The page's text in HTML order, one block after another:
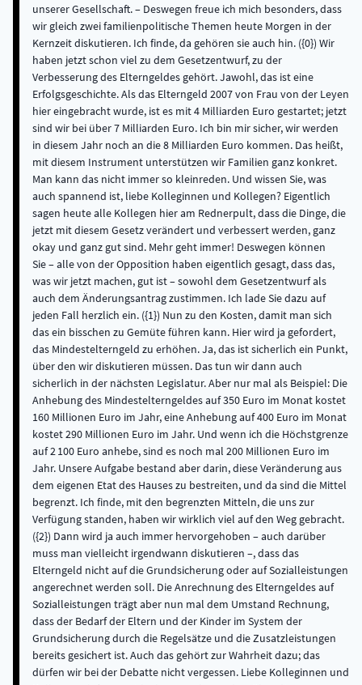
unserer Gesellschaft. – Deswegen freue ich mich besonders, dass
wir gleich zwei familienpolitische Themen heute Morgen in der
Kernzeit diskutieren. Ich finde, da gehören sie auch hin. ({0}) Wir
haben jetzt schon viel zu dem Gesetzentwurf, zu der
Verbesserung des Elterngeldes gehört. Jawohl, das ist eine
Erfolgsgeschichte. Als das Elterngeld 2007 von Frau von der Leyen
hier eingebracht wurde, ist es mit 4 Milliarden Euro gestartet; jetzt
sind wir bei über 7 Milliarden Euro. Ich bin mir sicher, wir werden
in diesem Jahr noch an die 8 Milliarden Euro kommen. Das heißt,
mit diesem Instrument unterstützen wir Familien ganz konkret.
Man kann das nicht immer so kleinreden. Und wissen Sie, was
auch spannend ist, liebe Kolleginnen und Kollegen? Eigentlich
sagen heute alle Kollegen hier am Rednerpult, dass die Dinge, die
jetzt mit diesem Gesetz verändert und verbessert werden, ganz
okay und ganz gut sind. Mehr geht immer! Deswegen können
Sie – alle von der Opposition haben eigentlich gesagt, dass das,
was wir jetzt machen, gut ist – sowohl dem Gesetzentwurf als
auch dem Änderungsantrag zustimmen. Ich lade Sie dazu auf
jeden Fall herzlich ein. ({1}) Nun zu den Kosten, damit man sich
das ein bisschen zu Gemüte führen kann. Hier wird ja gefordert,
das Mindestelterngeld zu erhöhen. Ja, das ist sicherlich ein Punkt,
über den wir diskutieren müssen. Das tun wir dann auch
sicherlich in der nächsten Legislatur. Aber nur mal als Beispiel: Die
Anhebung des Mindestelterngeldes auf 350 Euro im Monat kostet
160 Millionen Euro im Jahr, eine Anhebung auf 400 Euro im Monat
kostet 290 Millionen Euro im Jahr. Und wenn ich die Höchstgrenze
auf 2 100 Euro anhebe, sind es noch mal 200 Millionen Euro im
Jahr. Unsere Aufgabe bestand aber darin, diese Veränderung aus
dem eigenen Etat des Hauses zu bestreiten, und da sind die Mittel
begrenzt. Ich finde, mit den begrenzten Mitteln, die uns zur
Verfügung standen, haben wir wirklich viel auf den Weg gebracht.
({2}) Dann wird ja auch immer hervorgehoben – auch darüber
muss man vielleicht irgendwann diskutieren –, dass das
Elterngeld nicht auf die Grundsicherung oder auf Sozialleistungen
angerechnet werden soll. Die Anrechnung des Elterngeldes auf
Sozialleistungen trägt aber nun mal dem Umstand Rechnung,
dass der Bedarf der Eltern und der Kinder im System der
Grundsicherung durch die Regelsätze und die Zusatzleistungen
bereits gesichert ist. Auch das gehört zur Wahrheit dazu; das
dürfen wir bei der Debatte nicht vergessen. Liebe Kolleginnen und